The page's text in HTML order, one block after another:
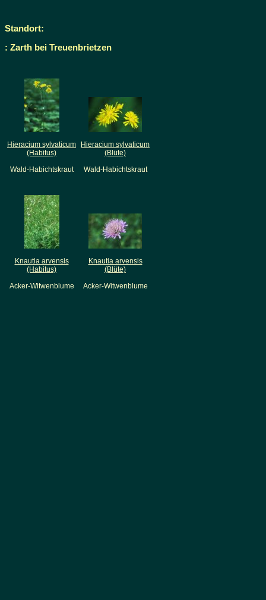
Standort:
: Zarth bei Treuenbrietzen
Hieracium sylvaticum
(Habitus)
Wald-Habichtskraut
Hieracium sylvaticum
(Blüte)
Wald-Habichtskraut
Knautia arvensis
(Habitus)
Acker-Witwenblume
Knautia arvensis
(Blüte)
Acker-Witwenblume